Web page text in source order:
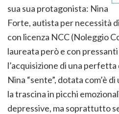
sua sua protagonista: Nina
Forte, autista per necessità
con licenza NCC (Noleggio
laureata però e con
l’acquisizione di una perfetta
Nina “sente”, dotata com’è
la trascina in picchi
depressive, ma soprattutto